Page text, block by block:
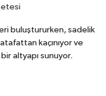
buluştururken, sadelik
kaçınıyor ve
altyapı sunuyor.